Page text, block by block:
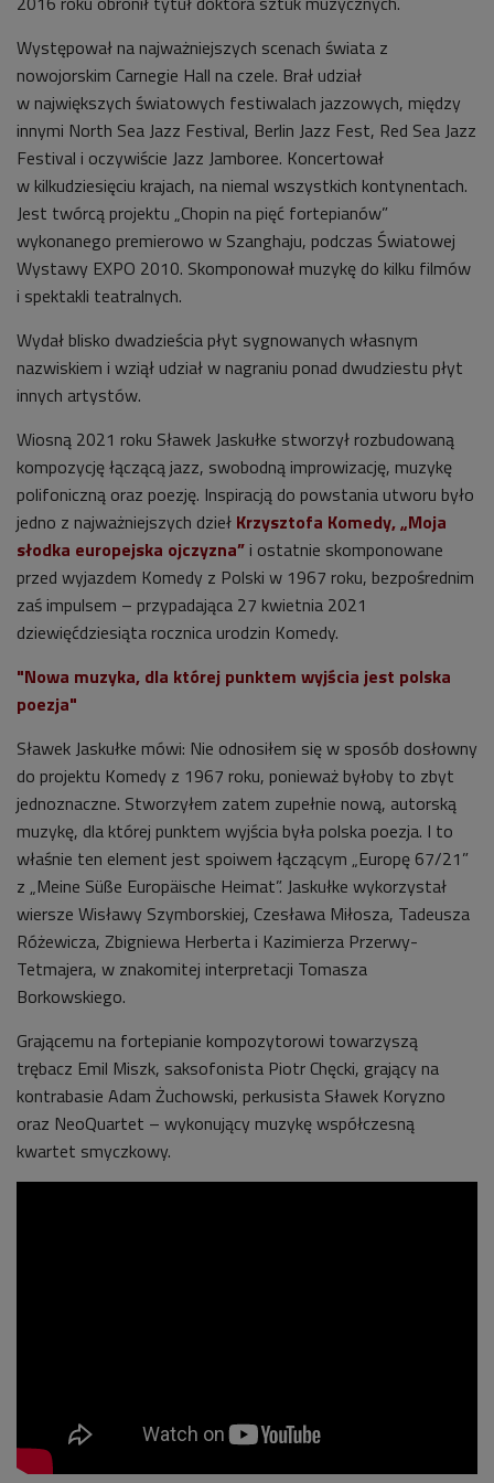
Występował na najważniejszych scenach świata z
nowojorskim Carnegie Hall na czele. Brał udział
w największych światowych festiwalach jazzowych, między
innymi North Sea Jazz Festival, Berlin Jazz Fest, Red Sea Jazz
Festival i oczywiście Jazz Jamboree. Koncertował
w kilkudziesięciu krajach, na niemal wszystkich kontynentach.
Jest twórcą projektu „Chopin na pięć fortepianów”
wykonanego premierowo w Szanghaju, podczas Światowej
Wystawy EXPO 2010. Skomponował muzykę do kilku filmów
i spektakli teatralnych.
Wydał blisko dwadzieścia płyt sygnowanych własnym
nazwiskiem i wziął udział w nagraniu ponad dwudziestu płyt
innych artystów.
Wiosną 2021 roku Sławek Jaskułke stworzył rozbudowaną
kompozycję łączącą jazz, swobodną improwizację, muzykę
polifoniczną oraz poezję. Inspiracją do powstania utworu było
jedno z najważniejszych dzieł Krzysztofa Komedy, „Moja
słodka europejska ojczyzna” i ostatnie skomponowane
przed wyjazdem Komedy z Polski w 1967 roku, bezpośrednim
zaś impulsem – przypadająca 27 kwietnia 2021
dziewięćdziesiąta rocznica urodzin Komedy.
"Nowa muzyka, dla której punktem wyjścia jest polska
poezja"
Sławek Jaskułke mówi: Nie odnosiłem się w sposób dosłowny
do projektu Komedy z 1967 roku, ponieważ byłoby to zbyt
jednoznaczne. Stworzyłem zatem zupełnie nową, autorską
muzykę, dla której punktem wyjścia była polska poezja. I to
właśnie ten element jest spoiwem łączącym „Europę 67/21”
z „Meine Süße Europäische Heimat”. Jaskułke wykorzystał
wiersze Wisławy Szymborskiej, Czesława Miłosza, Tadeusza
Różewicza, Zbigniewa Herberta i Kazimierza Przerwy-
Tetmajera, w znakomitej interpretacji Tomasza
Borkowskiego.
Grającemu na fortepianie kompozytorowi towarzyszą
trębacz Emil Miszk, saksofonista Piotr Chęcki, grający na
kontrabasie Adam Żuchowski, perkusista Sławek Koryzno
oraz NeoQuartet – wykonujący muzykę współczesną
kwartet smyczkowy.